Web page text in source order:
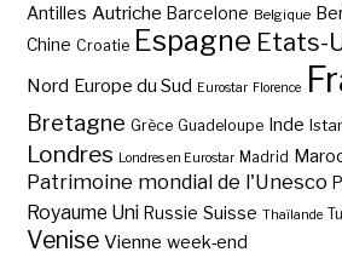
Antilles Autriche Barcelone Belgique
Chine Croatie Espagne Etats-
Nord Europe du Sud Eurostar Florence
Bretagne Grèce Guadeloupe Inde
Londres Londres en Eurostar Madrid
Patrimoine mondial de l'Unesco
Royaume Uni Russie Suisse Thaïlande
Venise Vienne week-end